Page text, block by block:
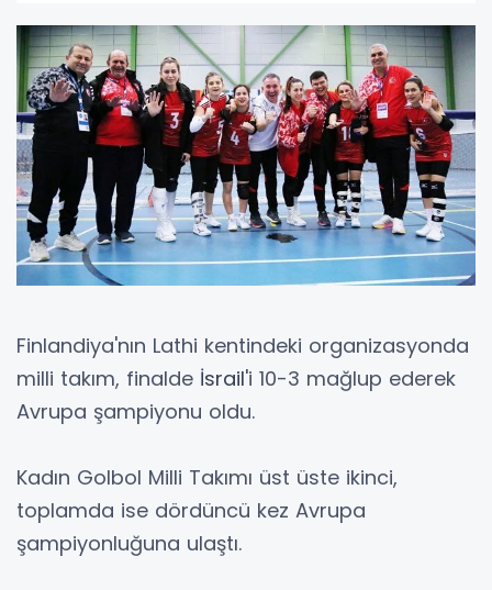
Finlandiya'nın Lathi kentindeki organizasyonda
milli takım, finalde İsrail'i 10-3 mağlup ederek
Avrupa şampiyonu oldu.
Kadın Golbol Milli Takımı üst üste ikinci,
toplamda ise dördüncü kez Avrupa
şampiyonluğuna ulaştı.